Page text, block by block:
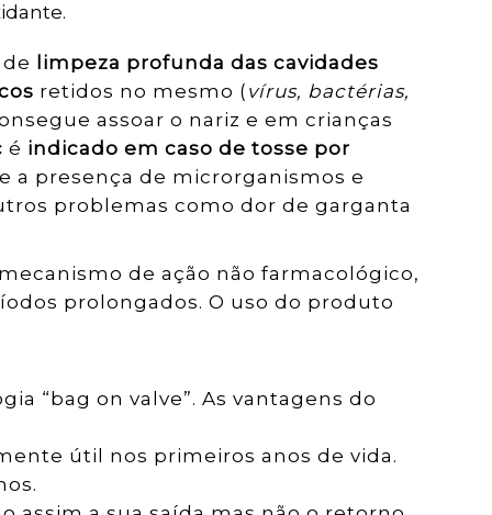
limpeza profunda das cavidades
retidos no mesmo ( vírus, bactérias,
assoar o nariz e em crianças
é indicado em caso de tosse por
a presença de microrganismos e
problemas como dor de garganta
de ação não farmacológico,
prolongados. O uso do produto
“bag on valve”. As vantagens do
útil nos primeiros anos de vida.